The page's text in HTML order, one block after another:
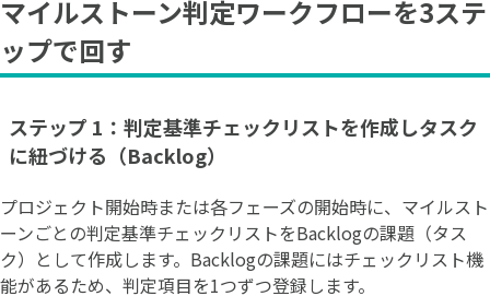
マイルストーン判定ワークフローを3ステ
ップで回す
ステップ 1：判定基準チェックリストを作成しタスク
に紐づける（Backlog）
プロジェクト開始時または各フェーズの開始時に、マイルスト
ーンごとの判定基準チェックリストをBacklogの課題（タス
ク）として作成します。Backlogの課題にはチェックリスト機
能があるため、判定項目を1つずつ登録します。